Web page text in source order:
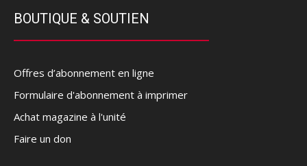
BOUTIQUE & SOUTIEN
Offres d’abonnement en ligne
Formulaire d'abonnement à imprimer
Achat magazine à l'unité
Faire un don